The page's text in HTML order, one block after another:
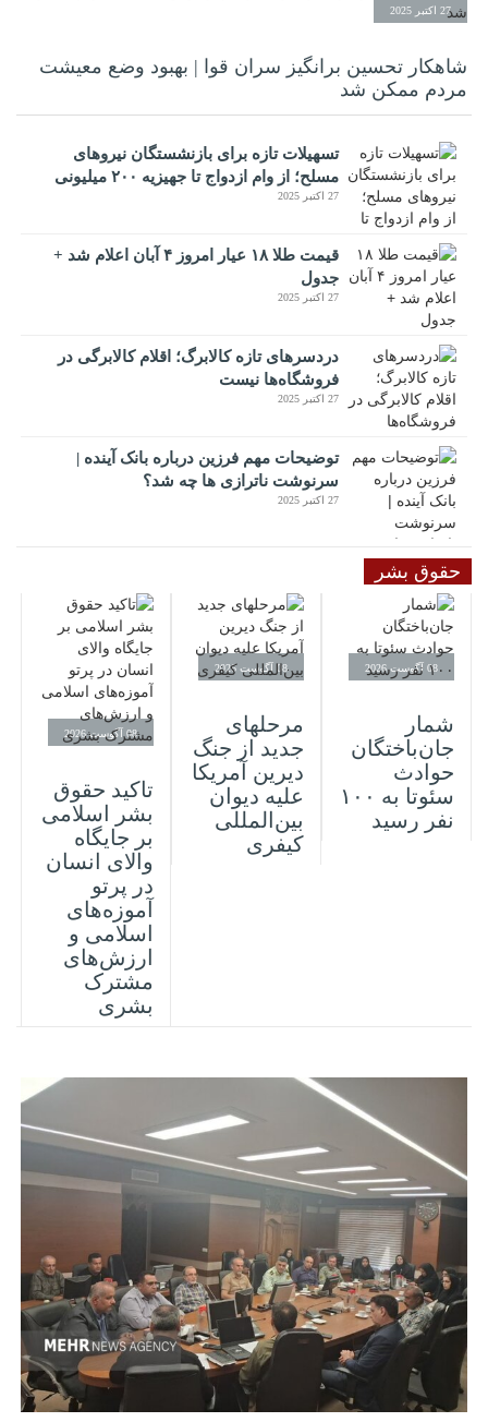
27 اکتبر 2025
شاهکار تحسین برانگیز سران قوا | بهبود وضع معیشت
مردم ممکن شد
تسهیلات تازه برای بازنشستگان نیروهای
مسلح؛ از وام ازدواج تا جهیزیه ۲۰۰ میلیونی
27 اکتبر 2025
قیمت طلا ۱۸ عیار امروز ۴ آبان اعلام شد +
جدول
27 اکتبر 2025
دردسرهای تازه کالابرگ؛ اقلام کالابرگی در
فروشگاه‌ها نیست
27 اکتبر 2025
توضیحات مهم فرزین درباره بانک آینده |
سرنوشت ناترازی ها چه شد؟
27 اکتبر 2025
حقوق بشر
08 آگوست 2026
شمار
جان‌باختگان
حوادث
سئوتا به ۱۰۰
نفر رسید
08 آگوست 2026
مرحله‎ای
جدید از جنگ
دیرین آمریکا
علیه دیوان
بین‌المللی
کیفری
08 آگوست 2026
تاکید حقوق
بشر اسلامی
بر جایگاه
والای انسان
در پرتو
آموزه‌های
اسلامی و
ارزش‌های
مشترک
بشری